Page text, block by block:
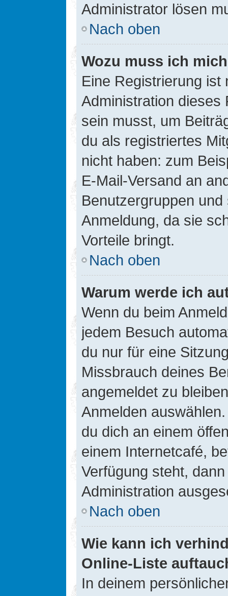
Administrator lösen
Nach oben
Wozu muss ich
Eine Registrierung ist
Administration dieses
sein musst, um
du als registriertes
nicht haben: zum
E-Mail-Versand an
Benutzergruppen
Anmeldung, da sie
Vorteile bringt.
Nach oben
Warum werde ich
Wenn du beim
jedem Besuch
du nur für eine
Missbrauch deines
angemeldet zu
Anmelden
du dich an einem
einem Internetcafé,
Verfügung steht,
Administration
Nach oben
Wie kann ich
Online-Liste
In deinem